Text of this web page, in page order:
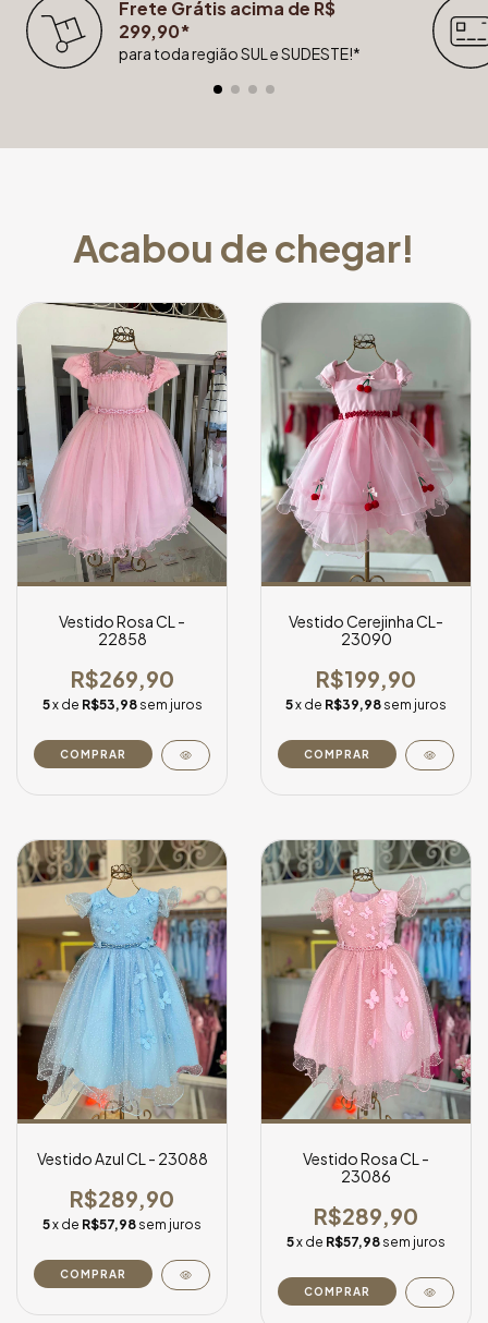
Frete Grátis acima de R$
299,90*
para toda região SUL e SUDESTE!*
Acabou de chegar!
Vestido Rosa CL -
22858
R$269,90
5x de R$53,98 sem juros
COMPRAR
Vestido Cerejinha CL-
23090
R$199,90
5x de R$39,98 sem juros
COMPRAR
Vestido Azul CL - 23088
R$289,90
5x de R$57,98 sem juros
COMPRAR
Vestido Rosa CL -
23086
R$289,90
5x de R$57,98 sem juros
COMPRAR